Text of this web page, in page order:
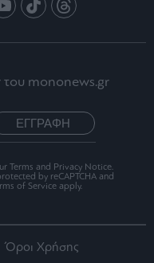
του mononews.gr
ΕΓΓΡΑΦΗ
Terms and Privacy Notice.
by reCAPTCHA and
of Service apply.
Όροι Χρήσης